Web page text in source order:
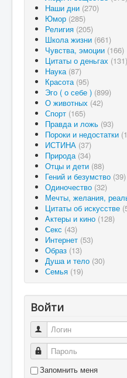
Наши дни (270)
Юмор (285)
Религия (205)
Школа жизни (661)
Чувства, эмоции (166)
Цитаты о деньгах (131)
Наука (87)
Красота (95)
Эго ( о себе ) (899)
О животных (42)
Спорт (165)
Правда и ложь (93)
Пороки и недостатки
ИСТИНА (37)
Природа (34)
Отцы и дети (88)
Гений и безумство (39)
Одиночество (32)
Мечты, желания,
Цитаты об искусстве
Актеры и кино (128)
Секс (43)
Интернет (53)
Образ (13)
Душа и тело (30)
Семья (19)
Войти
Логин
Пароль
Запомнить меня